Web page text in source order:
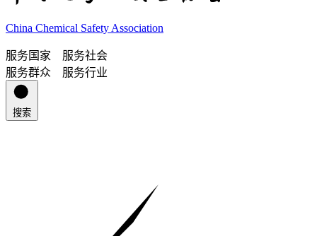
China Chemical Safety Association
服务国家 服务社会
服务群众 服务行业
搜索